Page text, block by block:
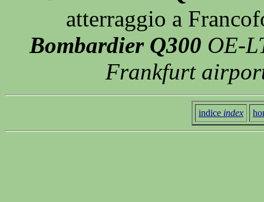
atterraggio a
Bombardier Q300 OE-
Frankfurt
indice index